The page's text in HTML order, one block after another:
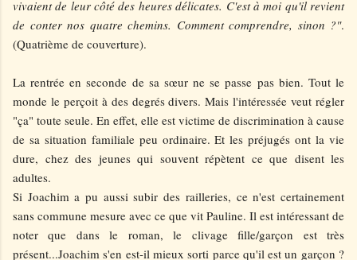
vivaient de leur côté des heures délicates. C'est à moi qu'il revient
de conter nos quatre chemins. Comment comprendre, sinon ?".
(Quatrième de couverture).
La rentrée en seconde de sa sœur ne se passe pas bien. Tout le
monde le perçoit à des degrés divers. Mais l'intéressée veut régler
"ça" toute seule. En effet, elle est victime de discrimination à cause
de sa situation familiale peu ordinaire. Et les préjugés ont la vie
dure, chez des jeunes qui souvent répètent ce que disent les
adultes.
Si Joachim a pu aussi subir des railleries, ce n'est certainement
sans commune mesure avec ce que vit Pauline. Il est intéressant de
noter que dans le roman, le clivage fille/garçon est très
présent...Joachim s'en est-il mieux sorti parce qu'il est un garçon ?